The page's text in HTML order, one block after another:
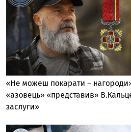
«Не можеш покарати –
«азовець» «представив»
заслуги»